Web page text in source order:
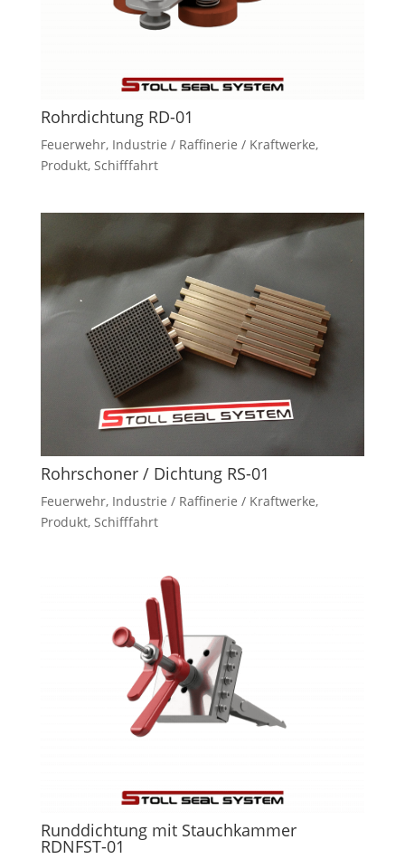
Rohrdichtung RD-01
Feuerwehr, Industrie / Raffinerie / Kraftwerke,
Produkt, Schifffahrt
Rohrschoner / Dichtung RS-01
Feuerwehr, Industrie / Raffinerie / Kraftwerke,
Produkt, Schifffahrt
Runddichtung mit Stauchkammer
RDNFST-01